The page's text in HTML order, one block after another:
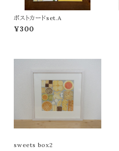
ポストカードset.A
¥300
sweets box2